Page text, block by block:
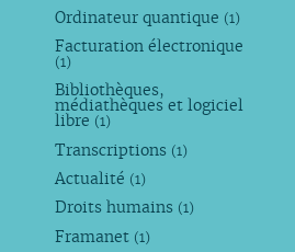
Ordinateur quantique (1)
Facturation électronique
(1)
Bibliothèques,
médiathèques et logiciel
libre (1)
Transcriptions (1)
Actualité (1)
Droits humains (1)
Framanet (1)